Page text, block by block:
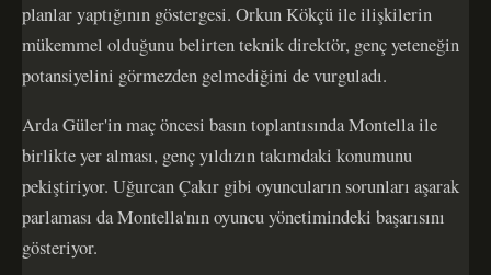
planlar yaptığının göstergesi. Orkun Kökçü ile ilişkilerin
mükemmel olduğunu belirten teknik direktör, genç yeteneğin
potansiyelini görmezden gelmediğini de vurguladı.
Arda Güler'in maç öncesi basın toplantısında Montella ile
birlikte yer alması, genç yıldızın takımdaki konumunu
pekiştiriyor. Uğurcan Çakır gibi oyuncuların sorunları aşarak
parlaması da Montella'nın oyuncu yönetimindeki başarısını
gösteriyor.